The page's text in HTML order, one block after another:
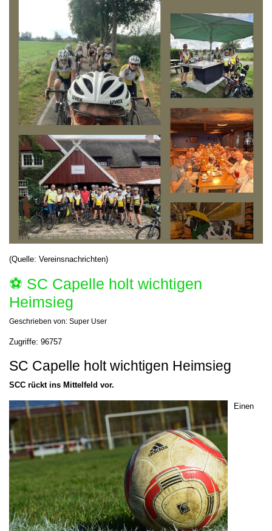
(Quelle: Vereinsnachrichten)
⚽️ SC Capelle holt wichtigen
Heimsieg
Geschrieben von: Super User
Zugriffe: 96757
SC Capelle holt wichtigen Heimsieg
SCC rückt ins Mittelfeld vor.
Einen